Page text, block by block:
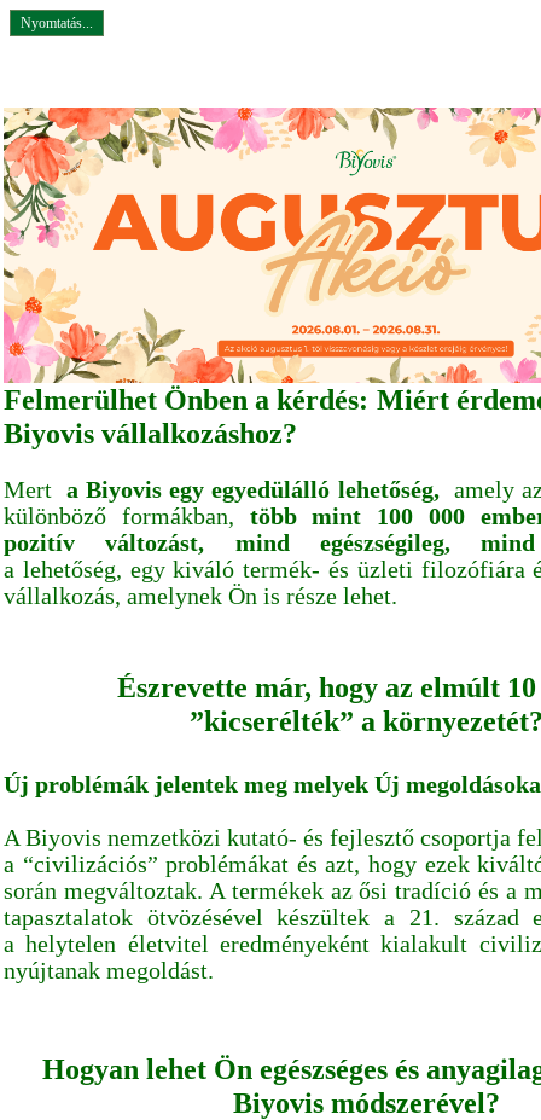
Nyomtatás...
Felmerülhet Önben a kérdés: Miért
Biyovis vállalkozáshoz?
Merta Biyovis egy egyedülálló lehetőség,amely
különböző formákban, több mint 100 000
pozitív változást, mind egészségileg,
a lehetőség, egy kiváló termék- és üzleti filozófiára
vállalkozás, amelynek Ön is része lehet.
Észrevette már, hogy az elmúlt 10
”kicserélték” a
Új problémák jelentek meg melyek Új
A Biyovis nemzetközi kutató- és fejlesztő csoportja
a “civilizációs” problémákat és azt, hogy ezek
során megváltoztak. A termékek az ősi tradíció és a
tapasztalatok ötvözésével készültek a 21. század
a helytelen életvitel eredményeként kialakult
nyújtanak megoldást.
Hogyan lehet Ön egészséges és
Biyovis módszerével?